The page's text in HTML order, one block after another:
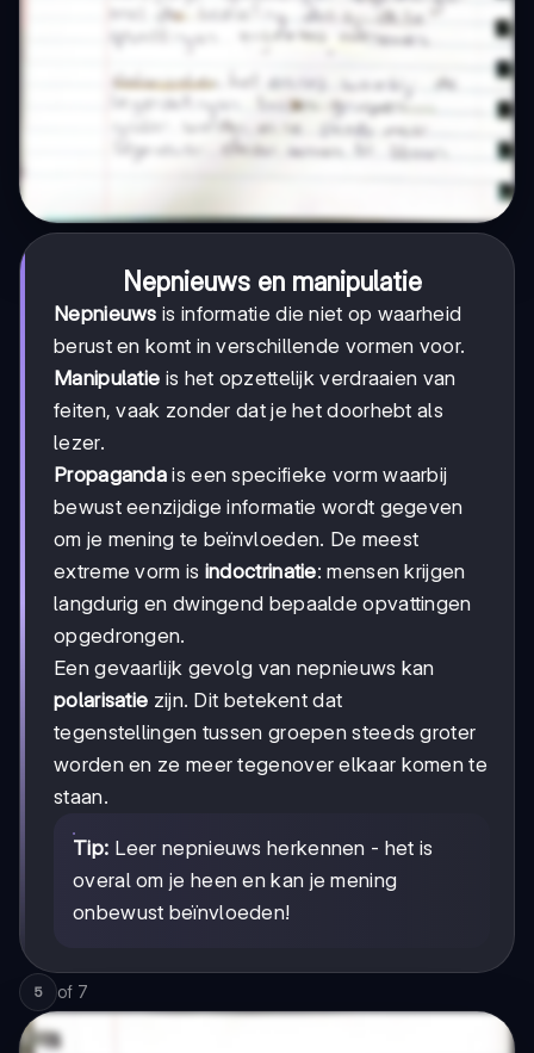
Nepnieuws en manipulatie
Nepnieuws is informatie die niet op waarheid
berust en komt in verschillende vormen voor.
Manipulatie is het opzettelijk verdraaien van
feiten, vaak zonder dat je het doorhebt als
lezer.
Propaganda is een specifieke vorm waarbij
bewust eenzijdige informatie wordt gegeven
om je mening te beïnvloeden. De meest
extreme vorm is indoctrinatie: mensen krijgen
langdurig en dwingend bepaalde opvattingen
opgedrongen.
Een gevaarlijk gevolg van nepnieuws kan
polarisatie zijn. Dit betekent dat
tegenstellingen tussen groepen steeds groter
worden en ze meer tegenover elkaar komen te
staan.
Tip: Leer nepnieuws herkennen - het is
overal om je heen en kan je mening
onbewust beïnvloeden!
5 of 7